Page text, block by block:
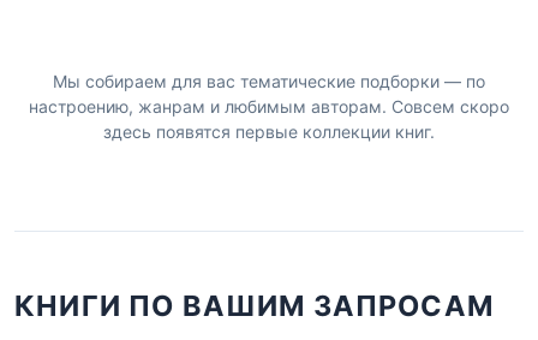
Мы собираем для вас тематические подборки — по
настроению, жанрам и любимым авторам. Совсем скоро
здесь появятся первые коллекции книг.
КНИГИ ПО ВАШИМ ЗАПРОСАМ